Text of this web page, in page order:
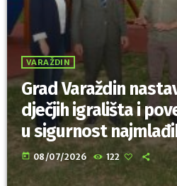
VARAŽDIN
Grad Varaždin
dječjih igrališta i
u sigurnost
today 08/07/2026 122